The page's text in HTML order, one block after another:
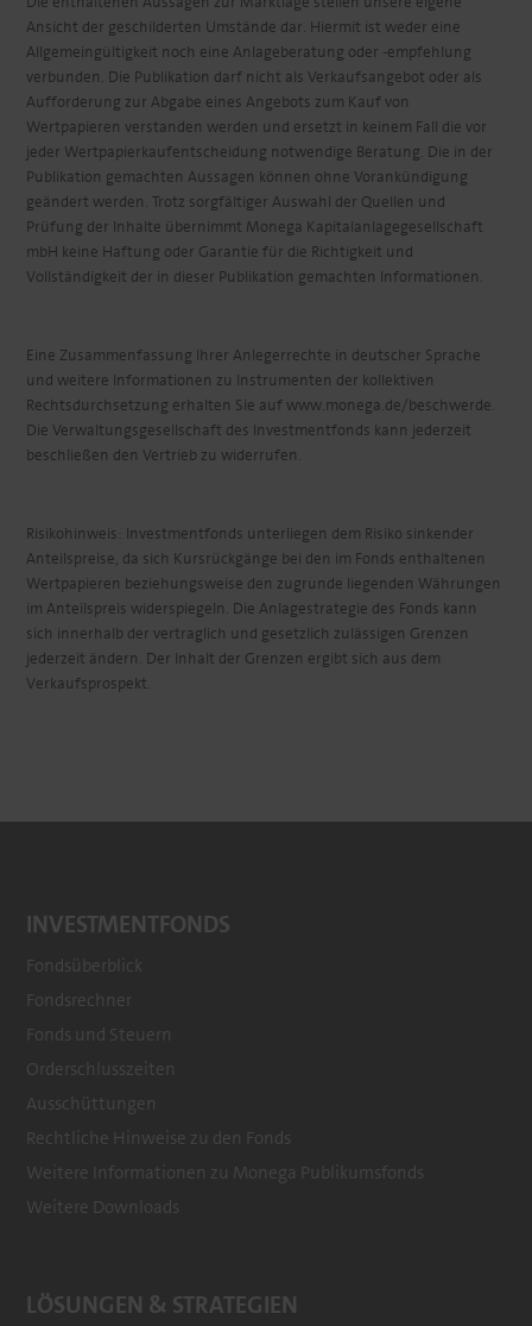
Ansicht der geschilderten Umstände dar. Hiermit ist weder eine
Allgemeingültigkeit noch eine Anlageberatung oder -empfehlung
verbunden. Die Publikation darf nicht als Verkaufsangebot oder als
Aufforderung zur Abgabe eines Angebots zum Kauf von
Wertpapieren verstanden werden und ersetzt in keinem Fall die vor
jeder Wertpapierkaufentscheidung notwendige Beratung. Die in der
Publikation gemachten Aussagen können ohne Vorankündigung
geändert werden. Trotz sorgfältiger Auswahl der Quellen und
Prüfung der Inhalte übernimmt Monega Kapitalanlagegesellschaft
mbH keine Haftung oder Garantie für die Richtigkeit und
Vollständigkeit der in dieser Publikation gemachten Informationen.
Eine Zusammenfassung Ihrer Anlegerrechte in deutscher Sprache
und weitere Informationen zu Instrumenten der kollektiven
Rechtsdurchsetzung erhalten Sie auf www.monega.de/beschwerde.
Die Verwaltungsgesellschaft des Investmentfonds kann jederzeit
beschließen den Vertrieb zu widerrufen.
Risikohinweis: Investmentfonds unterliegen dem Risiko sinkender
Anteilspreise, da sich Kursrückgänge bei den im Fonds enthaltenen
Wertpapieren beziehungsweise den zugrunde liegenden Währungen
im Anteilspreis widerspiegeln. Die Anlagestrategie des Fonds kann
sich innerhalb der vertraglich und gesetzlich zulässigen Grenzen
jederzeit ändern. Der Inhalt der Grenzen ergibt sich aus dem
Verkaufsprospekt.
Footer
menu
INVESTMENTFONDS
Fondsüberblick
Fondsrechner
Fonds und Steuern
Orderschlusszeiten
Ausschüttungen
Rechtliche Hinweise zu den Fonds
Weitere Informationen zu Monega Publikumsfonds
Weitere Downloads
LÖSUNGEN & STRATEGIEN